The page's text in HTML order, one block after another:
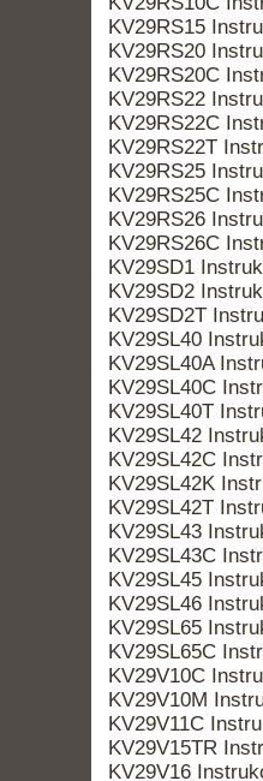
KV29RS15
KV29RS20
KV29RS20C
KV29RS22
KV29RS22C
KV29RS22T
KV29RS25
KV29RS25C
KV29RS26
KV29RS26C
KV29SD1
KV29SD2
KV29SD2T
KV29SL40
KV29SL40A
KV29SL40C
KV29SL40T
KV29SL42
KV29SL42C
KV29SL42K
KV29SL42T
KV29SL43
KV29SL43C
KV29SL45
KV29SL46
KV29SL65
KV29SL65C
KV29V10C
KV29V10M
KV29V11C
KV29V15TR
KV29V16